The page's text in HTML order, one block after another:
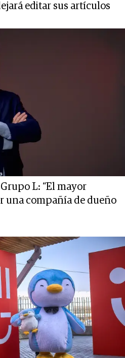
editar sus artículos
L: “El mayor
una compañía de dueño